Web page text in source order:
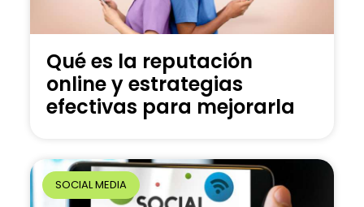
Qué es la reputación
online y estrategias
efectivas para mejorarla
SOCIAL MEDIA